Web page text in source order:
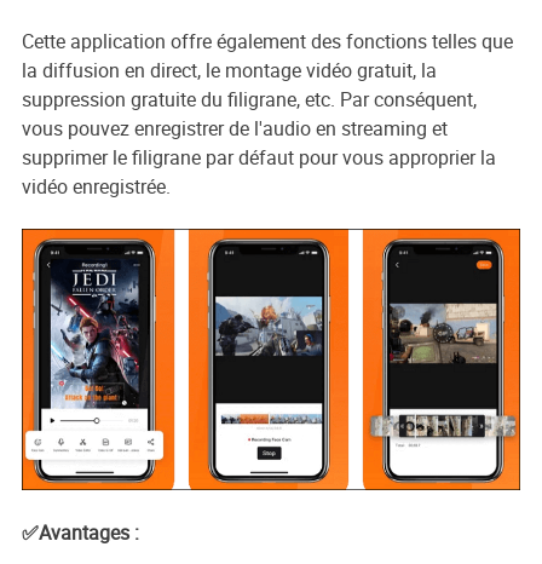
Cette application offre également des fonctions telles que
la diffusion en direct, le montage vidéo gratuit, la
suppression gratuite du filigrane, etc. Par conséquent,
vous pouvez enregistrer de l'audio en streaming et
supprimer le filigrane par défaut pour vous approprier la
vidéo enregistrée.
✅Avantages :